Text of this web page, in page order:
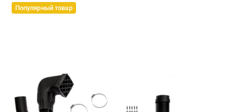
Популярный товар